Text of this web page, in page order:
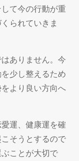
て今の行動が重
られていきま
ありません。今
少し整えるため
より良い方向へ
運、健康運を確
そうとするので
ことが大切で